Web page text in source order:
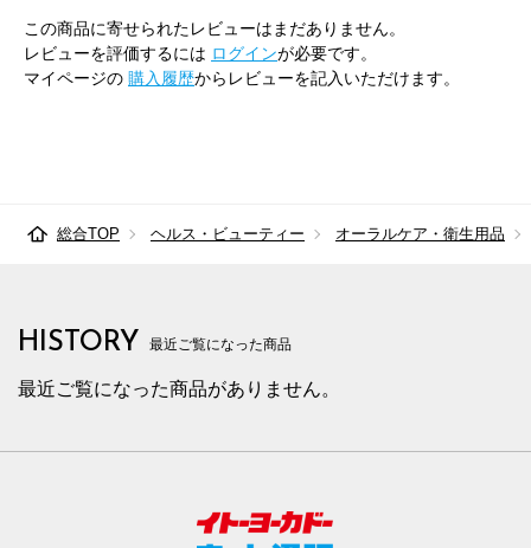
この商品に寄せられたレビューはまだありません。
レビューを評価するには ログインが必要です。
マイページの 購入履歴からレビューを記入いただけます。
総合TOP ヘルス・ビューティー オーラルケア・衛生用品
HISTORY 最近ご覧になった商品
最近ご覧になった商品がありません。